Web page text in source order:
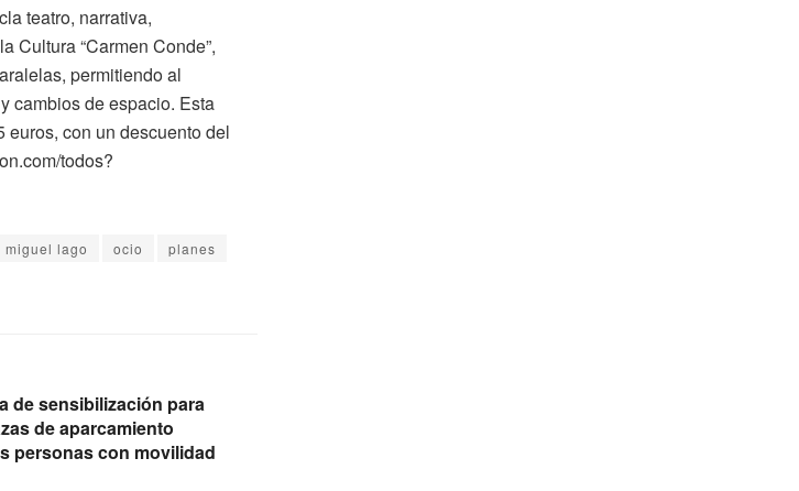
teatro, narrativa,
Cultura “Carmen Conde”,
permitiendo al
cambios de espacio. Esta
con un descuento del
todos?
miguel lago ocio
planes
de sensibilización para
de aparcamiento
personas con movilidad